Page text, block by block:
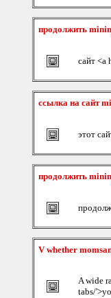
продолжить
сайт
ссылка на сайт
этот
продолжить
V whether
A wide
tabs/